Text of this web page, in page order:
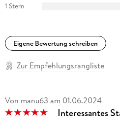
1 Stern
Eigene Bewertung schreiben
Zur Empfehlungsrangliste
Von manu63 am 01.06.2024
Interessantes